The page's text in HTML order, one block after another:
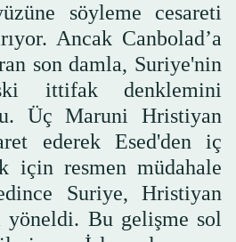
söyleme cesareti
Ancak Canbolad’a
son damla, Suriye'nin
ittifak denklemini
Üç Maruni Hristiyan
ederek Esed'den iç
için resmen müdahale
Suriye, Hristiyan
Bu gelişme sol